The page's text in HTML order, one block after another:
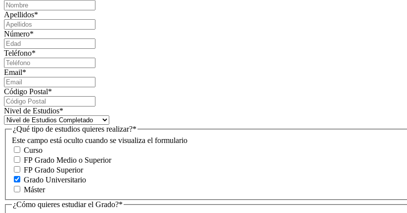
Apellidos*
Número*
Teléfono*
Email*
Código Postal*
Nivel de Estudios*
Este campo está oculto cuando se visualiza el formulario
¿Qué tipo de estudios quieres realizar?*
Curso
FP Grado Medio o Superior
FP Grado Superior
Grado Universitario
Máster
¿Cómo quieres estudiar el Grado?*